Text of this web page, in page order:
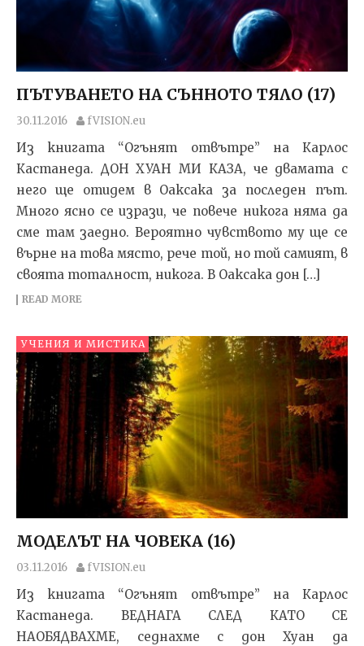
ПЪТУВАНЕТО НА СЪННОТО ТЯЛО (17)
30.11.2016 fVISION.eu
Из книгата “Огънят отвътре” на Карлос
Кастанеда. ДОН ХУАН МИ КАЗА, че двамата с
него ще отидем в Оаксака за последен път.
Много ясно се изрази, че по­вече никога няма да
сме там заедно. Вероятно чувство­то му ще се
върне на това място, рече той, но той сами­ят, в
своята тоталност, никога. В Оаксака дон […]
READ MORE
УЧЕНИЯ И МИСТИКА
МОДЕЛЪТ НА ЧОВЕКА (16)
03.11.2016 fVISION.eu
Из книгата “Огънят отвътре” на Карлос
Кастанеда. ВЕДНАГА СЛЕД КАТО СЕ
НАОБЯДВАХМЕ, седнахме с дон Хуан да